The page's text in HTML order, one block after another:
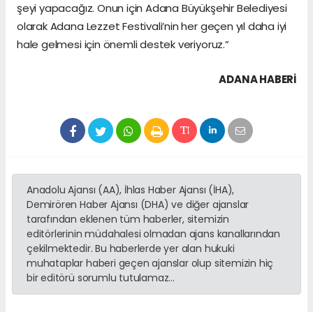
şeyi yapacağız. Onun için Adana Büyükşehir Belediyesi
olarak Adana Lezzet Festivali’nin her geçen yıl daha iyi
hale gelmesi için önemli destek veriyoruz.”
ADANA HABERİ
Anadolu Ajansı (AA), İhlas Haber Ajansı (İHA),
Demirören Haber Ajansı (DHA) ve diğer ajanslar
tarafından eklenen tüm haberler, sitemizin
editörlerinin müdahalesi olmadan ajans kanallarından
çekilmektedir. Bu haberlerde yer alan hukuki
muhataplar haberi geçen ajanslar olup sitemizin hiç
bir editörü sorumlu tutulamaz...